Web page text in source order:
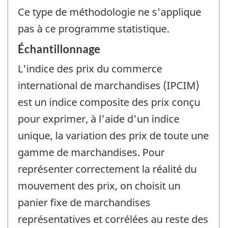
Ce type de méthodologie ne s'applique
pas à ce programme statistique.
Échantillonnage
L'indice des prix du commerce
international de marchandises (IPCIM)
est un indice composite des prix conçu
pour exprimer, à l'aide d'un indice
unique, la variation des prix de toute une
gamme de marchandises. Pour
représenter correctement la réalité du
mouvement des prix, on choisit un
panier fixe de marchandises
représentatives et corrélées au reste des